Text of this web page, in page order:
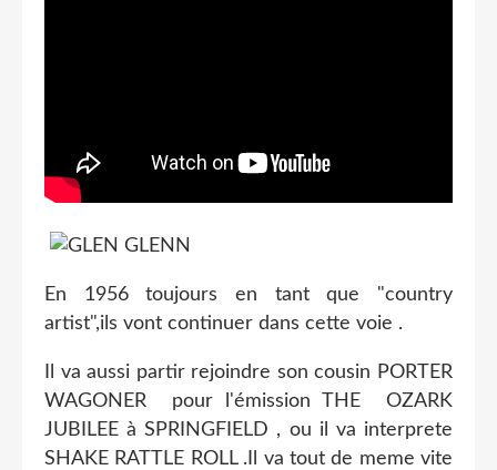
En 1956 toujours en tant que "country
artist",ils vont continuer dans cette voie .
Il va aussi partir rejoindre son cousin PORTER
WAGONER pour l'émission THE OZARK
JUBILEE à SPRINGFIELD , ou il va interprete
SHAKE RATTLE ROLL .Il va tout de meme vite